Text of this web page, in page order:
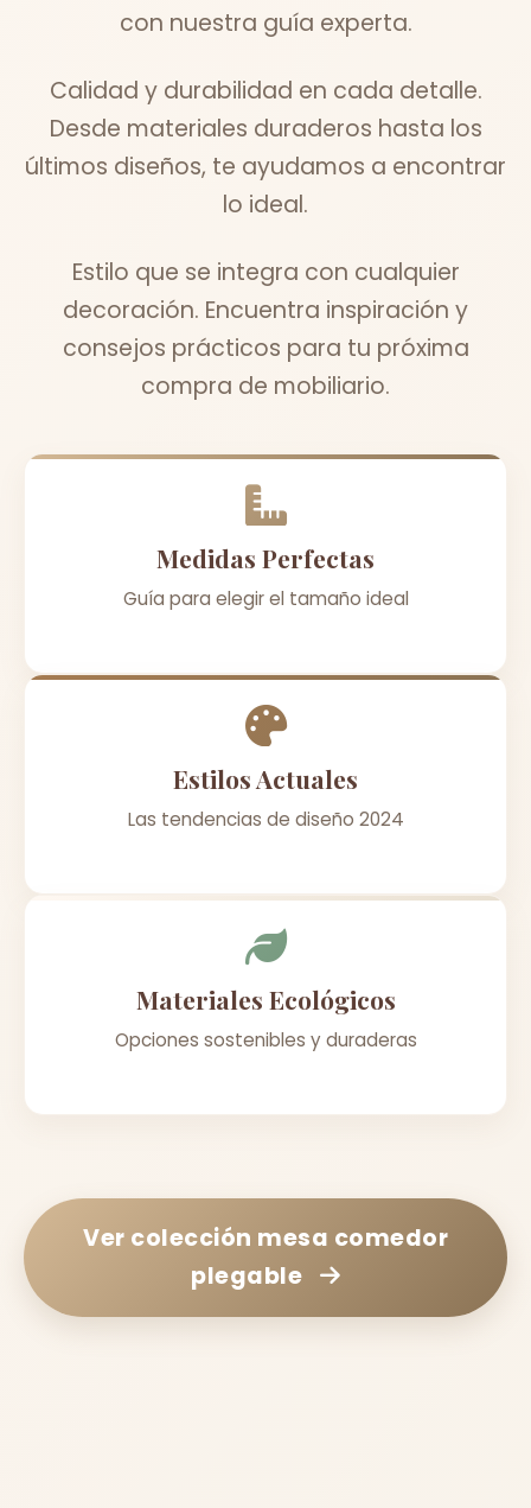
con nuestra guía experta.
Calidad y durabilidad en cada detalle.
Desde materiales duraderos hasta los
últimos diseños, te ayudamos a encontrar
lo ideal.
Estilo que se integra con cualquier
decoración. Encuentra inspiración y
consejos prácticos para tu próxima
compra de mobiliario.
Medidas Perfectas
Guía para elegir el tamaño ideal
Estilos Actuales
Las tendencias de diseño 2024
Materiales Ecológicos
Opciones sostenibles y duraderas
Ver colección mesa comedor
plegable